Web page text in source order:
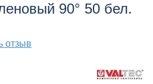
90° 50 бел.
отзыв